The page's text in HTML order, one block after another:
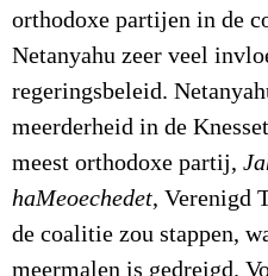
orthodoxe partijen in de
Netanyahu zeer veel
regeringsbeleid.
meerderheid in de
meest orthodoxe partij,
haMeoechedet, Verenigd
de coalitie zou stappen,
meermalen is gedreigd.